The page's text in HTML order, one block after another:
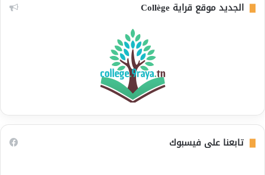
الجديد موقع قراية Collège
تابعنا على فيسبوك